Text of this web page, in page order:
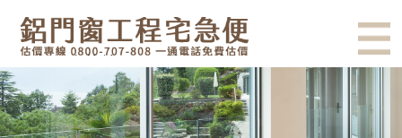
有鋁門窗的結露、隔熱、隔音問
題？找我們就對了！估價專線
0800-707-808
窗戶有哪些材質？不同材質的窗
戶適合用在什麼地方？